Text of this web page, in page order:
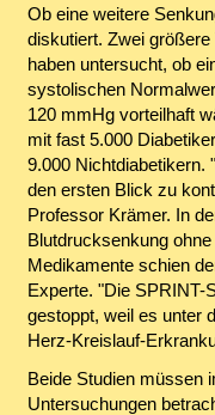
Ob eine weitere
diskutiert. Zwei
haben untersucht, ob
systolischen
120 mmHg vorteilhaft
mit fast 5.000
9.000
den ersten Blick zu
Professor Krämer. In
Blutdrucksenkung
Medikamente schien
Experte. "Die SPRINT-
gestoppt, weil es unter
Herz-Kreislauf-
Beide Studien müssen
Untersuchungen